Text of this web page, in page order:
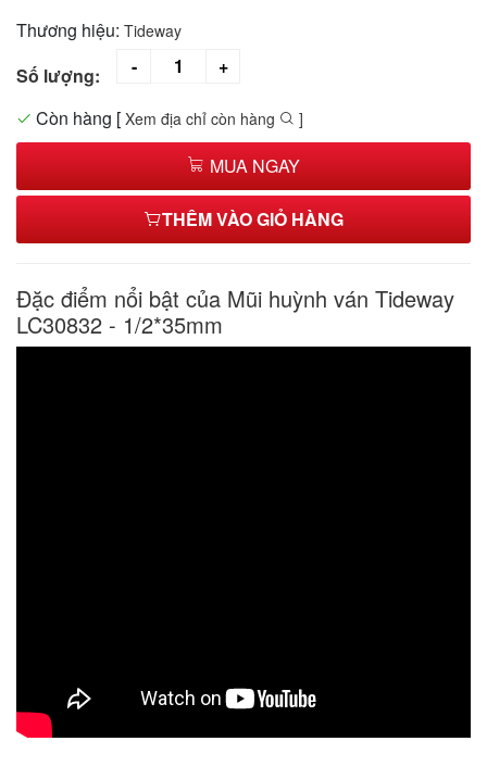
Thương hiệu: Tideway
Số lượng:
Còn hàng [ Xem địa chỉ còn hàng ]
MUA NGAY
THÊM VÀO GIỎ HÀNG
Đặc điểm nổi bật của Mũi huỳnh ván Tideway
LC30832 - 1/2*35mm